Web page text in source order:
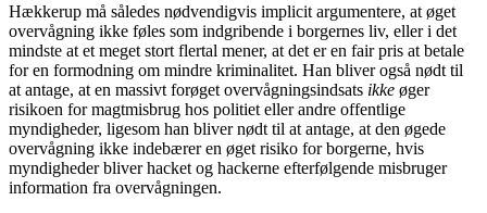
Hækkerup må således nødvendigvis implicit argumentere, at øget
overvågning ikke føles som indgribende i borgernes liv, eller i det
mindste at et meget stort flertal mener, at det er en fair pris at betale
for en formodning om mindre kriminalitet. Han bliver også nødt til
at antage, at en massivt forøget overvågningsindsats ikke øger
risikoen for magtmisbrug hos politiet eller andre offentlige
myndigheder, ligesom han bliver nødt til at antage, at den øgede
overvågning ikke indebærer en øget risiko for borgerne, hvis
myndigheder bliver hacket og hackerne efterfølgende misbruger
information fra overvågningen.